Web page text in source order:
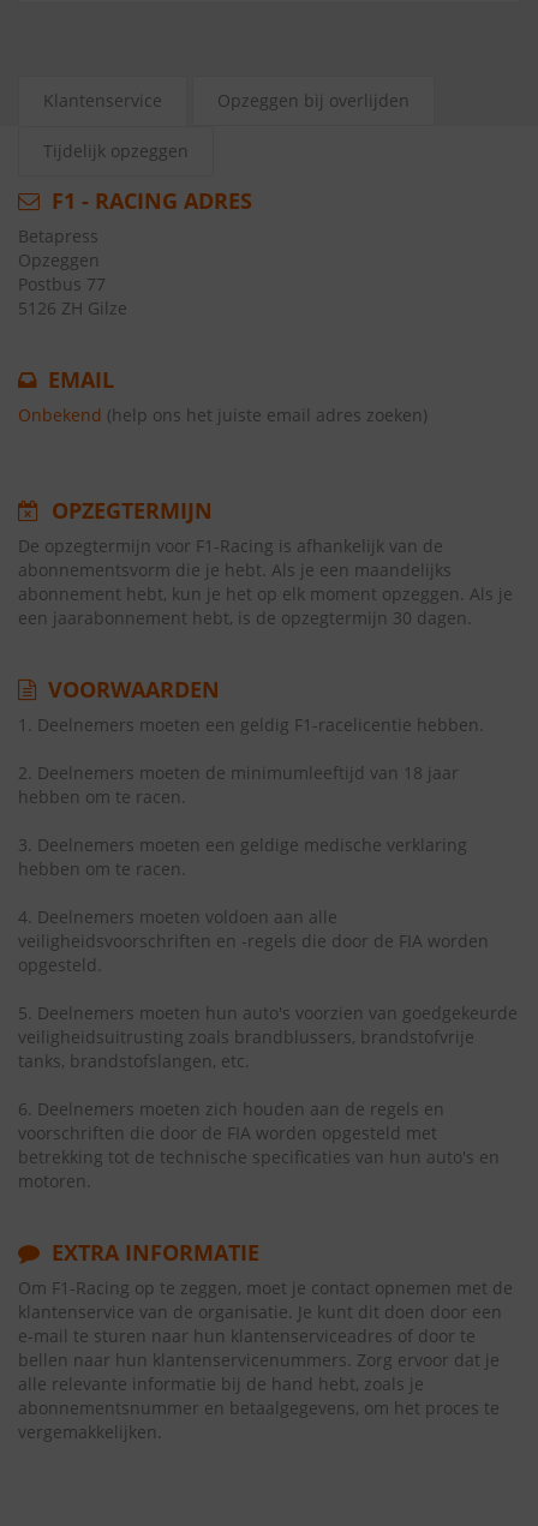
Klantenservice Opzeggen bij overlijden
Tijdelijk opzeggen
F1 - RACING ADRES
Betapress
Opzeggen
Postbus 77
5126 ZH Gilze
EMAIL
Onbekend (help ons het juiste email adres zoeken)
OPZEGTERMIJN
De opzegtermijn voor F1-Racing is afhankelijk van de
abonnementsvorm die je hebt. Als je een maandelijks
abonnement hebt, kun je het op elk moment opzeggen. Als je
een jaarabonnement hebt, is de opzegtermijn 30 dagen.
VOORWAARDEN
1. Deelnemers moeten een geldig F1-racelicentie hebben.
2. Deelnemers moeten de minimumleeftijd van 18 jaar
hebben om te racen.
3. Deelnemers moeten een geldige medische verklaring
hebben om te racen.
4. Deelnemers moeten voldoen aan alle
veiligheidsvoorschriften en -regels die door de FIA worden
opgesteld.
5. Deelnemers moeten hun auto's voorzien van goedgekeurde
veiligheidsuitrusting zoals brandblussers, brandstofvrije
tanks, brandstofslangen, etc.
6. Deelnemers moeten zich houden aan de regels en
voorschriften die door de FIA worden opgesteld met
betrekking tot de technische specificaties van hun auto's en
motoren.
EXTRA INFORMATIE
Om F1-Racing op te zeggen, moet je contact opnemen met de
klantenservice van de organisatie. Je kunt dit doen door een
e-mail te sturen naar hun klantenserviceadres of door te
bellen naar hun klantenservicenummers. Zorg ervoor dat je
alle relevante informatie bij de hand hebt, zoals je
abonnementsnummer en betaalgegevens, om het proces te
vergemakkelijken.